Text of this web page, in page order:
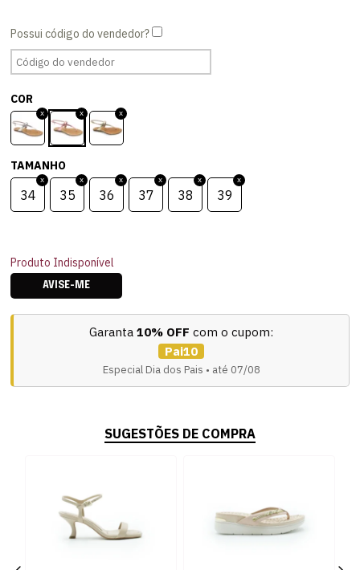
COR
TAMANHO
34 35 36 37 38 39
Produto Indisponível
AVISE-ME
Garanta 10% OFF com o cupom:
Pai10
Especial Dia dos Pais • até 07/08
SUGESTÕES DE COMPRA